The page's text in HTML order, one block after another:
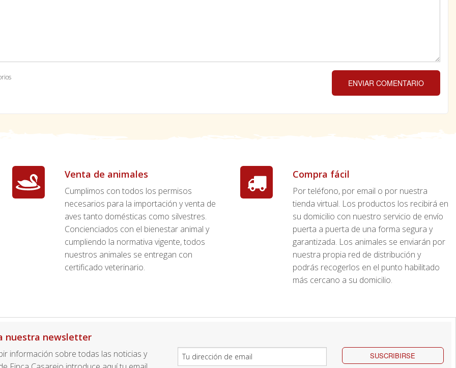
ENVIAR COMENTARIO
Venta de animales
Cumplimos con todos los permisos
necesarios para la importación y venta de
aves tanto domésticas como silvestres.
Concienciados con el bienestar animal y
cumpliendo la normativa vigente, todos
nuestros animales se entregan con
certificado veterinario.
Compra fácil
Por teléfono, por email o por nuestra
tienda virtual. Los productos los recibirá en
su domicilio con nuestro servicio de envío
puerta a puerta de una forma segura y
garantizada. Los animales se enviarán por
nuestra propia red de distribución y
podrás recogerlos en el punto habilitado
más cercano a su domicilio.
nuestra newsletter
información sobre todas las noticias y
SUSCRIBIRSE